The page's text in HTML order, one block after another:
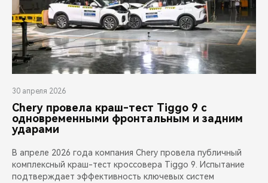
30 апреля 2026
Chery провела краш-тест Tiggo 9 с
одновременными фронтальным и задним
ударами
В апреле 2026 года компания Chery провела публичный
комплексный краш-тест кроссовера Tiggo 9. Испытание
подтверждает эффективность ключевых систем